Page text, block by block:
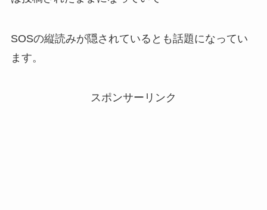
SOSの縦読みが隠されているとも話題になってい
ます。
スポンサーリンク